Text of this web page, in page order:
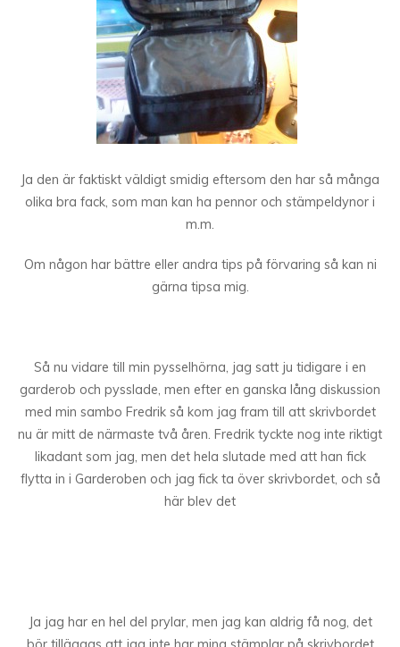
Ja den är faktiskt väldigt smidig eftersom den har så många
olika bra fack, som man kan ha pennor och stämpeldynor i
m.m.
Om någon har bättre eller andra tips på förvaring så kan ni
gärna tipsa mig.
Så nu vidare till min pysselhörna, jag satt ju tidigare i en
garderob och pysslade, men efter en ganska lång diskussion
med min sambo Fredrik så kom jag fram till att skrivbordet
nu är mitt de närmaste två åren. Fredrik tyckte nog inte riktigt
likadant som jag, men det hela slutade med att han fick
flytta in i Garderoben och jag fick ta över skrivbordet, och så
här blev det
Ja jag har en hel del prylar, men jag kan aldrig få nog, det